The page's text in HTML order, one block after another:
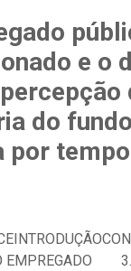
e o
do
por
EMPREGADO